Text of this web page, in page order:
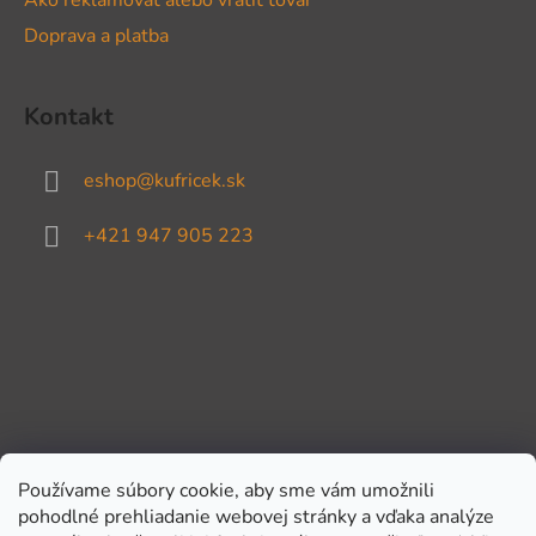
Používame súbory cookie, aby sme vám umožnili
pohodlné prehliadanie webovej stránky a vďaka analýze
Doprava a platba
Kontakt
eshop@kufricek.sk
+421 947 905 223